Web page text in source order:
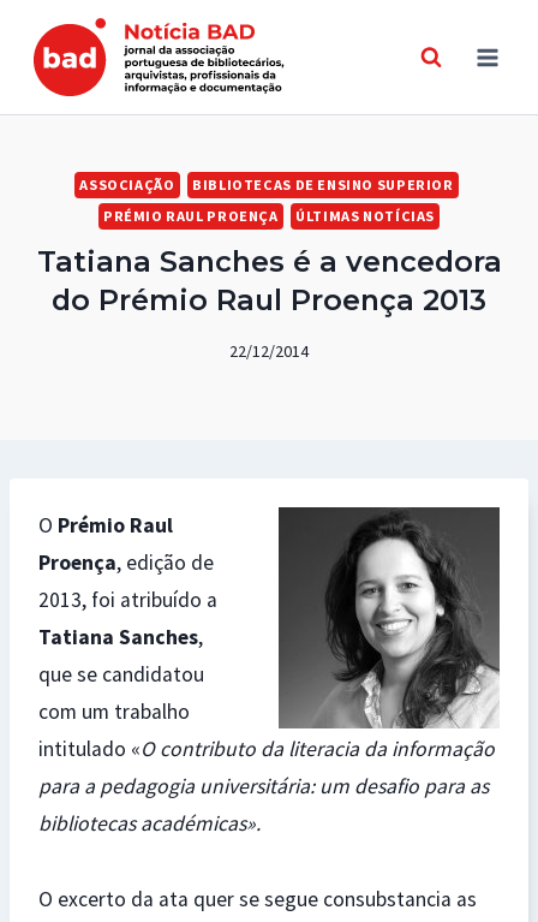
content
ASSOCIAÇÃO
BIBLIOTECAS DE ENSINO SUPERIOR
PRÉMIO RAUL PROENÇA
ÚLTIMAS NOTÍCIAS
Tatiana Sanches é a vencedora
do Prémio Raul Proença 2013
22/12/2014
O Prémio Raul
Proença, edição de
2013, foi atribuído a
Tatiana Sanches,
que se candidatou
com um trabalho
intitulado «O contributo da literacia da informação
para a pedagogia universitária: um desafio para as
bibliotecas académicas».
O excerto da ata quer se segue consubstancia as